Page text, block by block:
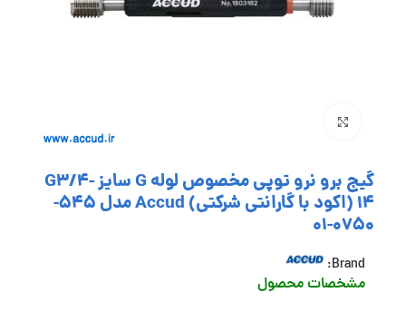
گیج برو نرو توپی مخصوص لوله G سایز G3/4-
14 (اکود با گارانتی شرکتی) Accud مدل 545-
0750-01
Brand:
مشخصات محصول